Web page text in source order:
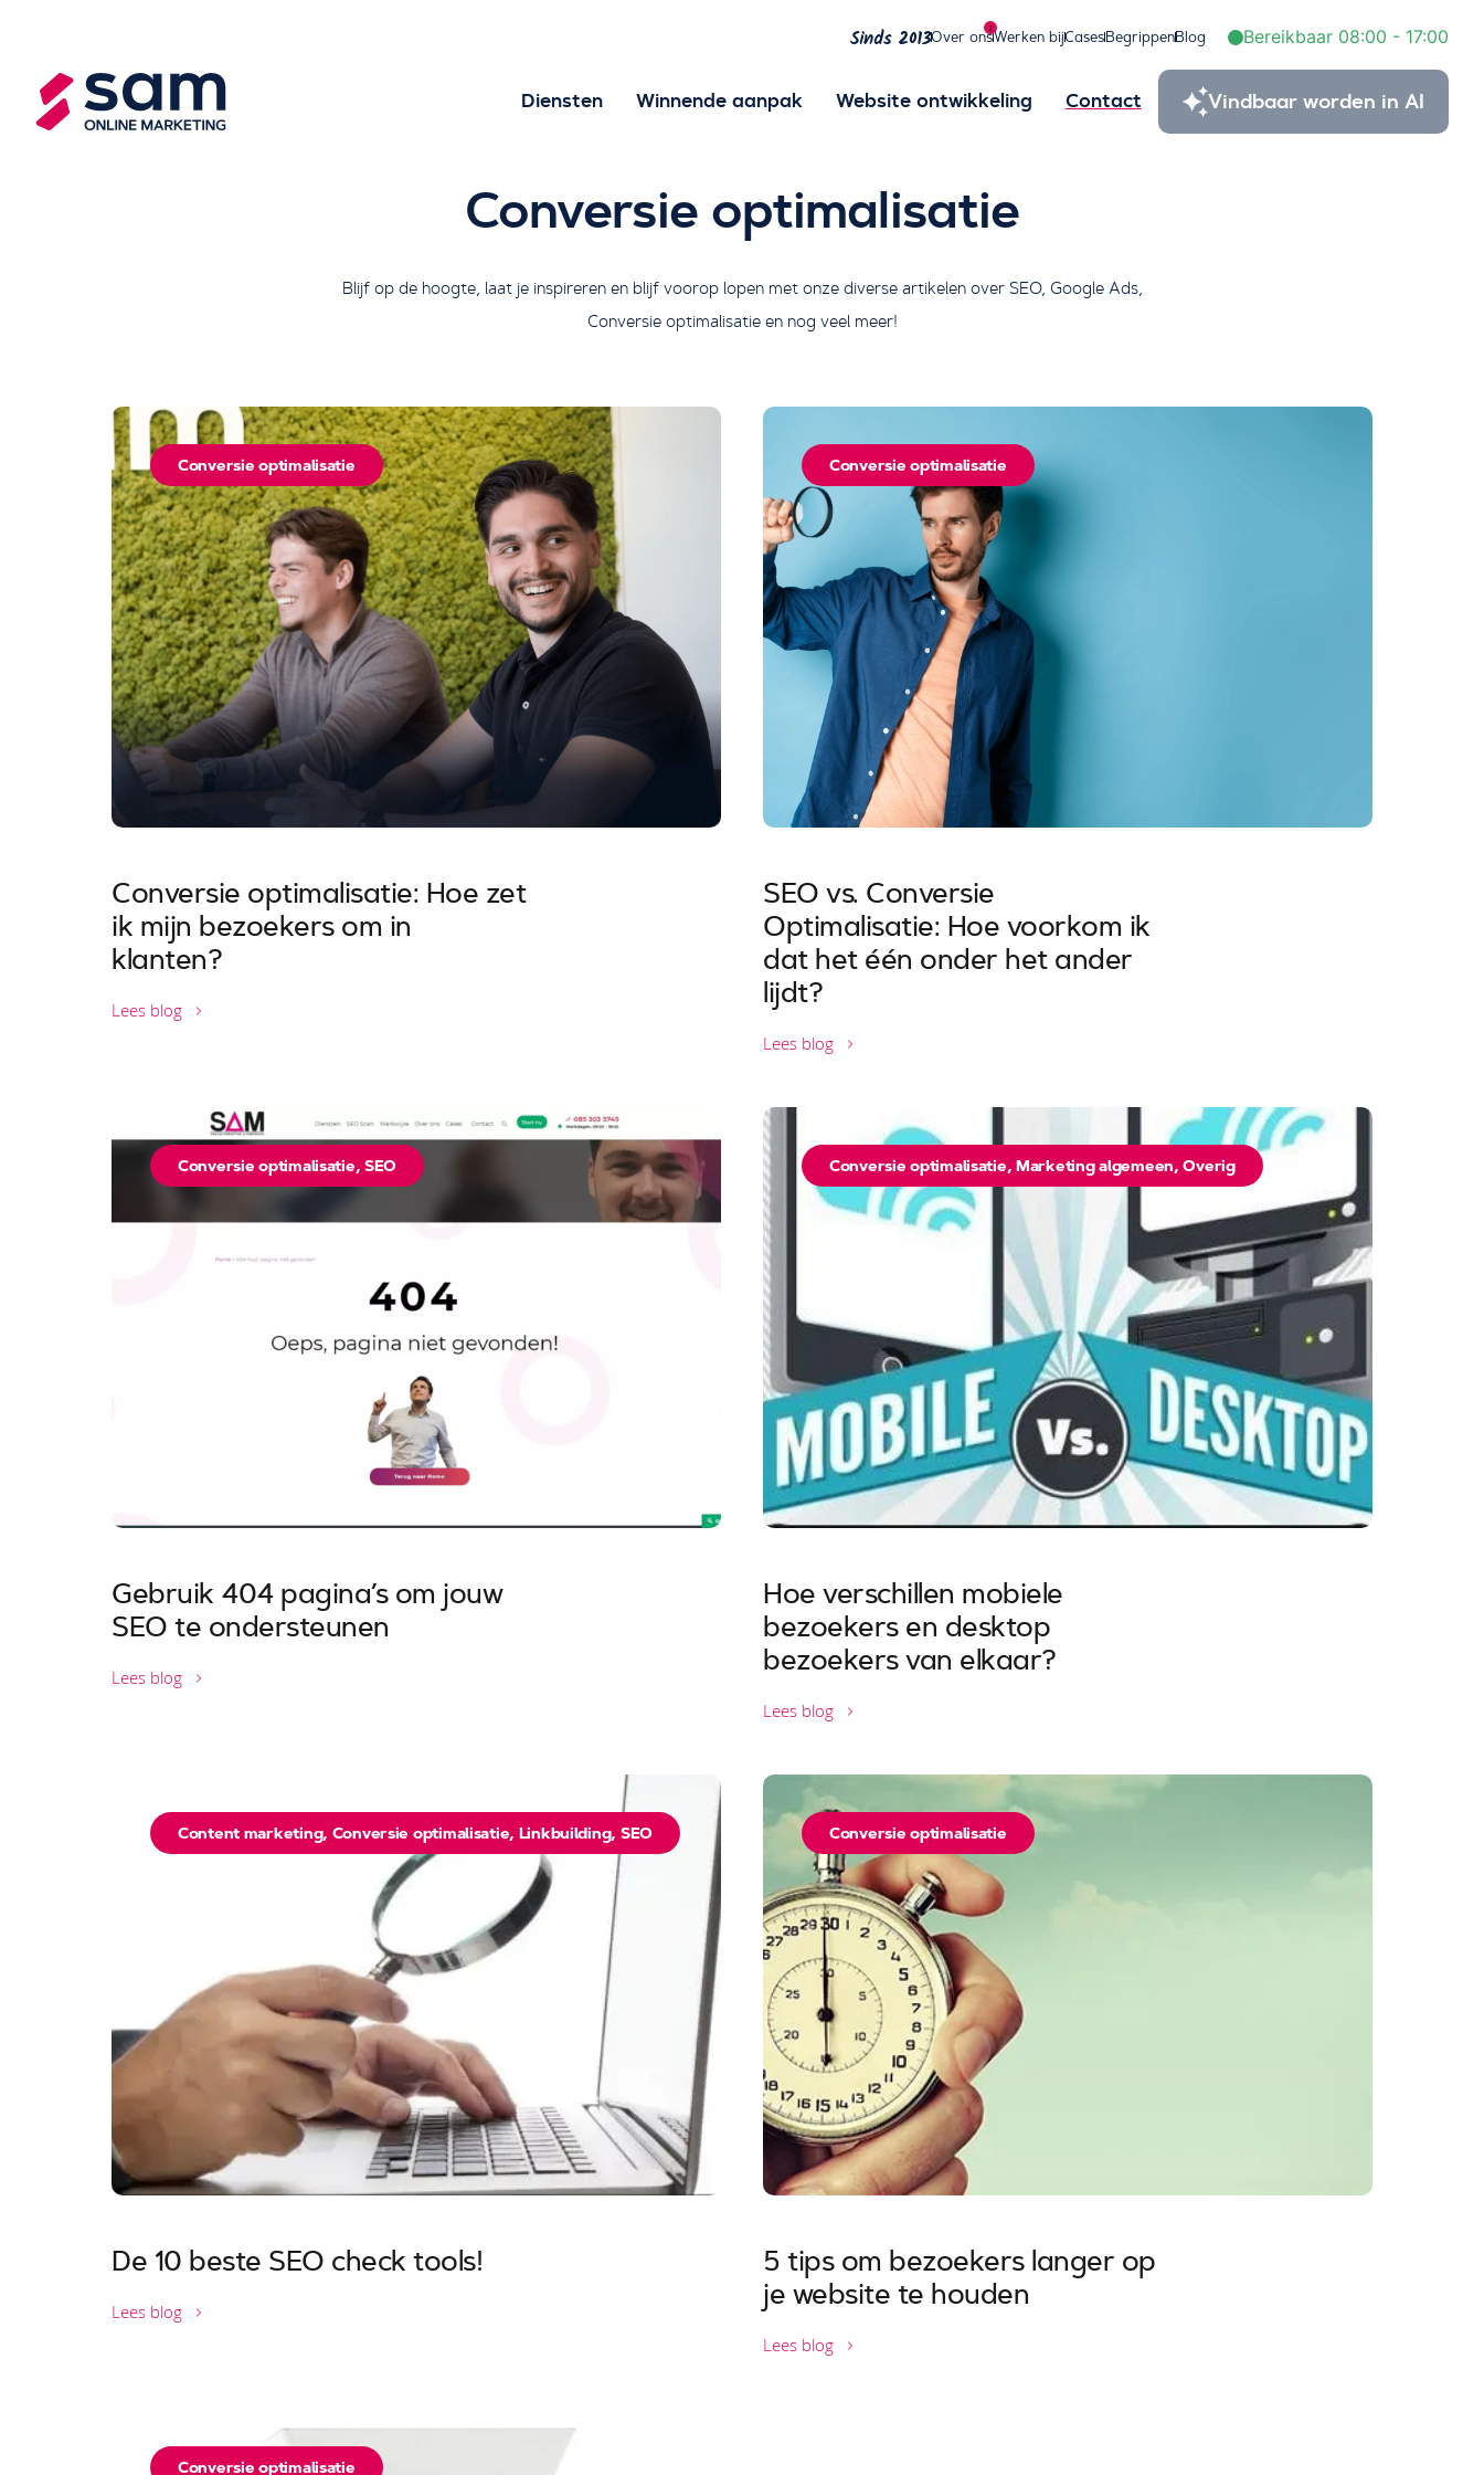
Sinds 2013Over ons
2
Werken bijCasesBegrippenBlog Bereikbaar 08:00 - 17:00
Diensten Winnende aanpak Website ontwikkeling Contact Vindbaar worden in AI
Conversie optimalisatie
Blijf op de hoogte, laat je inspireren en blijf voorop lopen met onze diverse artikelen over SEO, Google Ads,
Conversie optimalisatie en nog veel meer!
Conversie optimalisatie: Hoe zet
ik mijn bezoekers om in
klanten?
Conversie optimalisatie
Lees blog
SEO vs. Conversie
Optimalisatie: Hoe voorkom ik
dat het één onder het ander
lijdt?
Conversie optimalisatie
Lees blog
Gebruik 404 pagina’s om jouw
SEO te ondersteunen
Conversie optimalisatie,SEO
Lees blog
Hoe verschillen mobiele
bezoekers en desktop
bezoekers van elkaar?
Conversie optimalisatie,Marketing algemeen,Overig
Lees blog
De 10 beste SEO check tools!
Content marketing, Conversie optimalisatie, Linkbuilding, SEO
Lees blog
5 tips om bezoekers langer op
je website te houden
Conversie optimalisatie
Lees blog
Conversie optimalisatie